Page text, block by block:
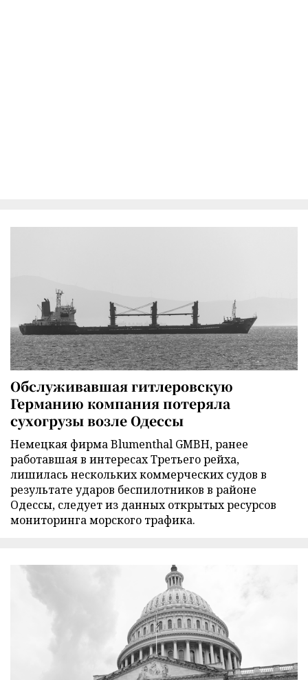
Обслуживавшая гитлеровскую
Германию компания потеряла
сухогрузы возле Одессы
Немецкая фирма Blumenthal GMBH, ранее
работавшая в интересах Третьего рейха,
лишилась нескольких коммерческих судов в
результате ударов беспилотников в районе
Одессы, следует из данных открытых ресурсов
мониторинга морского трафика.